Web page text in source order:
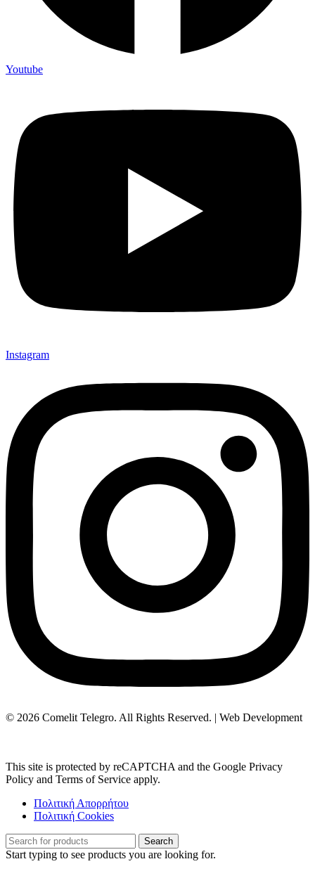
Youtube
Instagram
© 2026 Comelit Telegro. All Rights Reserved. | Web Development
This site is protected by reCAPTCHA and the Google Privacy
Policy and Terms of Service apply.
Πολιτική Απορρήτου
Πολιτική Cookies
Search
Start typing to see products you are looking for.